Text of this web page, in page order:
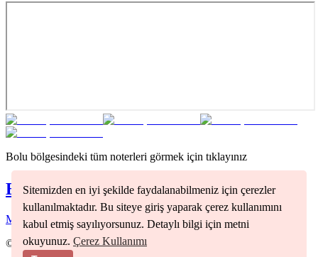
Sitemizden en iyi şekilde faydalanabilmeniz için çerezler
kullanılmaktadır. Bu siteye giriş yaparak çerez kullanımını
kabul etmiş sayılıyorsunuz. Detaylı bilgi için metni
okuyunuz. Çerez Kullanımı
Bolu bölgesindeki tüm noterleri görmek için tıklayınız
BoluNoterleri
Merkez (1
©
2026Nöbetçi Noter